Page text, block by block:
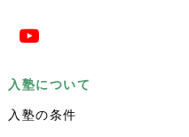
入塾について
入塾の条件